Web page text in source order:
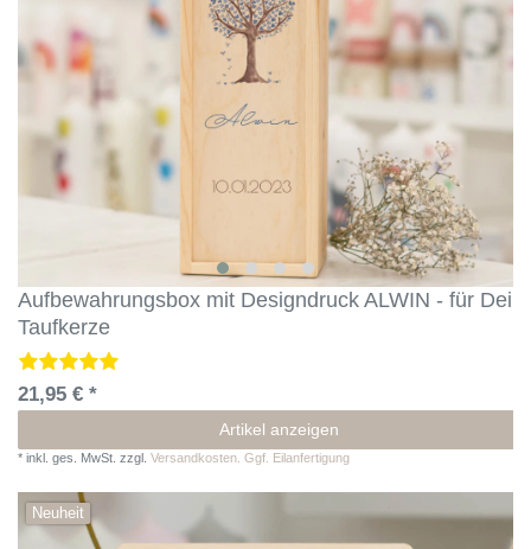
Aufbewahrungsbox mit Designdruck ALWIN - für
Taufkerze
21,95 € *
Artikel anzeigen
* inkl. ges. MwSt. zzgl. Versandkosten. Ggf. Eilanfertigung
Neuheit